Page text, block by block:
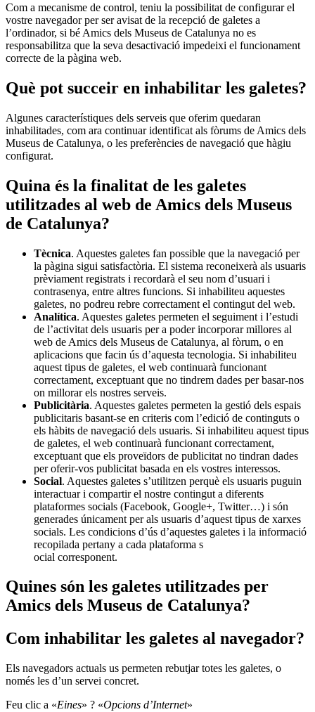
Com a mecanisme de control, teniu la possibilitat de configurar el
vostre navegador per ser avisat de la recepció de galetes a
l’ordinador, si bé Amics dels Museus de Catalunya no es
responsabilitza que la seva desactivació impedeixi el funcionament
correcte de la pàgina web.
Què pot succeir en inhabilitar les galetes?
Algunes característiques dels serveis que oferim quedaran
inhabilitades, com ara continuar identificat als fòrums de Amics dels
Museus de Catalunya, o les preferències de navegació que hàgiu
configurat.
Quina és la finalitat de les galetes
utilitzades al web de Amics dels Museus
de Catalunya?
Tècnica. Aquestes galetes fan possible que la navegació per
la pàgina sigui satisfactòria. El sistema reconeixerà als usuaris
prèviament registrats i recordarà el seu nom d’usuari i
contrasenya, entre altres funcions. Si inhabiliteu aquestes
galetes, no podreu rebre correctament el contingut del web.
Analítica. Aquestes galetes permeten el seguiment i l’estudi
de l’activitat dels usuaris per a poder incorporar millores al
web de Amics dels Museus de Catalunya, al fòrum, o en
aplicacions que facin ús d’aquesta tecnologia. Si inhabiliteu
aquest tipus de galetes, el web continuarà funcionant
correctament, exceptuant que no tindrem dades per basar-nos
on millorar els nostres serveis.
Publicitària. Aquestes galetes permeten la gestió dels espais
publicitaris basant-se en criteris com l’edició de continguts o
els hàbits de navegació dels usuaris. Si inhabiliteu aquest tipus
de galetes, el web continuarà funcionant correctament,
exceptuant que els proveïdors de publicitat no tindran dades
per oferir-vos publicitat basada en els vostres interessos.
Social. Aquestes galetes s’utilitzen perquè els usuaris puguin
interactuar i compartir el nostre contingut a diferents
plataformes socials (Facebook, Google+, Twitter…) i són
generades únicament per als usuaris d’aquest tipus de xarxes
socials. Les condicions d’ús d’aquestes galetes i la informació
recopilada pertany a cada plataforma s
ocial corresponent.
Quines són les galetes utilitzades per
Amics dels Museus de Catalunya?
Com inhabilitar les galetes al navegador?
Els navegadors actuals us permeten rebutjar totes les galetes, o
només les d’un servei concret.
Feu clic a «Eines» ? «Opcions d’Internet»